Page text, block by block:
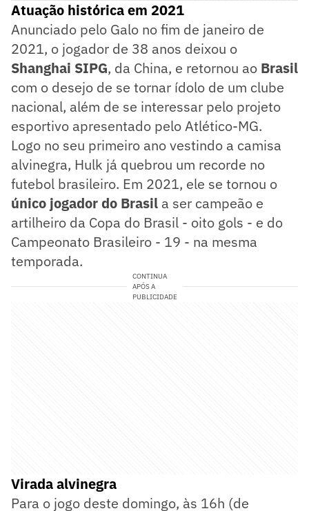
Atuação histórica em 2021
Anunciado pelo Galo no fim de janeiro de
2021, o jogador de 38 anos deixou o
Shanghai SIPG, da China, e retornou ao Brasil
com o desejo de se tornar ídolo de um clube
nacional, além de se interessar pelo projeto
esportivo apresentado pelo Atlético-MG.
Logo no seu primeiro ano vestindo a camisa
alvinegra, Hulk já quebrou um recorde no
futebol brasileiro. Em 2021, ele se tornou o
único jogador do Brasil a ser campeão e
artilheiro da Copa do Brasil - oito gols - e do
Campeonato Brasileiro - 19 - na mesma
temporada.
CONTINUA
APÓS A
PUBLICIDADE
Virada alvinegra
Para o jogo deste domingo, às 16h (de